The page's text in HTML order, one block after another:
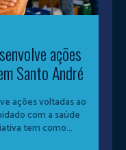
ações
Santo André
ações voltadas ao
com a saúde
tem como...